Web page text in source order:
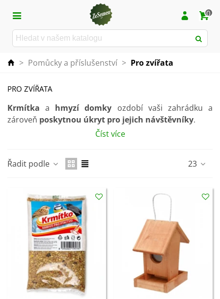
0
> Pomůcky a příslušenství > Pro zvířata
PRO ZVÍŘATA
Krmítka a hmyzí domky ozdobí vaši zahrádku a
zároveň poskytnou úkryt pro jejich návštěvníky.
V nabídce naleznete takévýživné krmivo
Číst více
Řadit podle 23